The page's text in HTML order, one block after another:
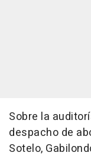
Sobre la
despacho de
Sotelo,